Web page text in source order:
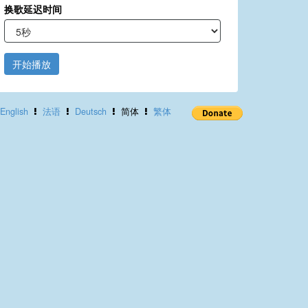
换歌延迟时间
开始播放
English 法语 Deutsch 简体 繁体